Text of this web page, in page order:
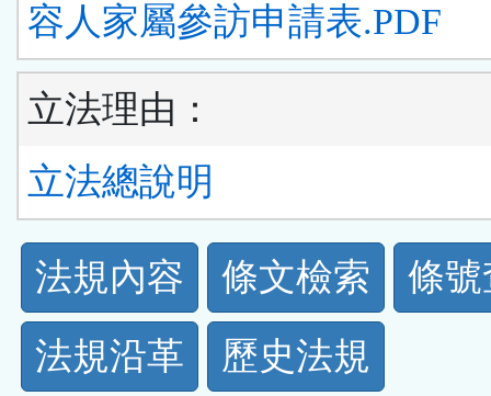
容人家屬參訪申請表.PDF
立法理由：
立法總說明
法
規
功
法規內容 條文檢索
條
法規沿革
歷史法規